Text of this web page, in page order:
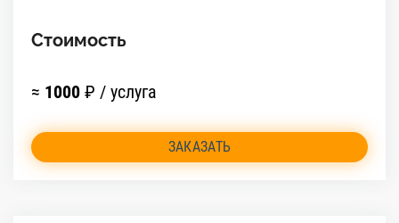
Стоимость
≈ 1000 ₽ / услуга
ЗАКАЗАТЬ